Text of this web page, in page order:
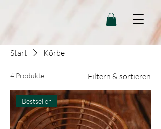
Start Körbe
4 Produkte Filtern & sortieren
Bestseller